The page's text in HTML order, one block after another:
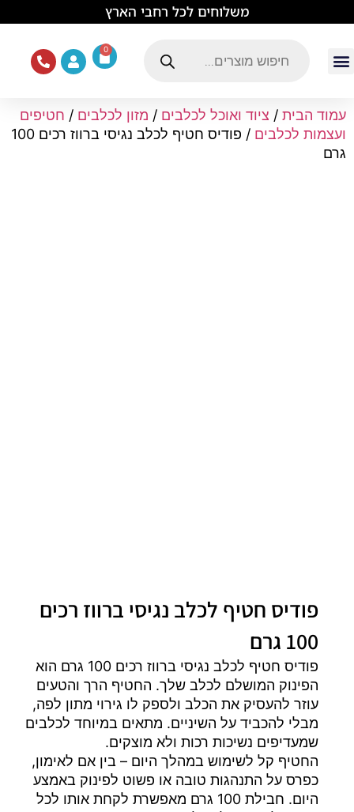
משלוחים לכל רחבי הארץ
0
עמוד הבית / ציוד ואוכל לכלבים / מזון לכלבים / חטיפים
ועצמות לכלבים
/ פודיס חטיף לכלב נגיסי ברווז רכים 100
גרם
פודיס חטיף לכלב נגיסי ברווז רכים
100 גרם
פודיס חטיף לכלב נגיסי ברווז רכים 100 גרם הוא
הפינוק המושלם לכלב שלך. החטיף הרך והטעים
עוזר להעסיק את הכלב ולספק לו גירוי מתון לפה,
מבלי להכביד על השיניים. מתאים במיוחד לכלבים
שמעדיפים נשיכות רכות ולא מוצקים.
החטיף קל לשימוש במהלך היום – בין אם לאימון,
כפרס על התנהגות טובה או פשוט לפינוק באמצע
היום. חבילת 100 גרם מאפשרת לקחת אותו לכל